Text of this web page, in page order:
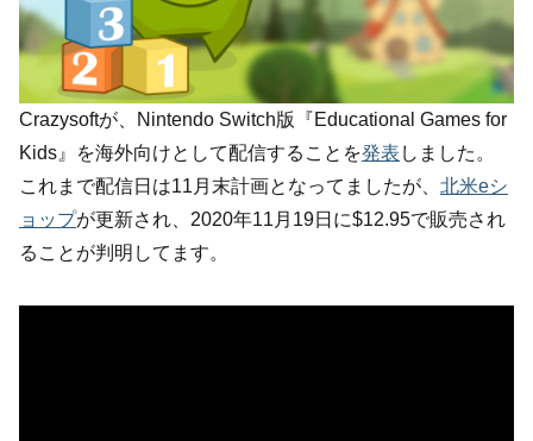
Crazysoftが、Nintendo Switch版『Educational Games for
Kids』を海外向けとして配信することを発表 しました。
これまで配信日は11月末計画となってましたが、 北米eシ
ョップが更新され、2020年11月19日に$12.95で販売され
ることが判明してます。